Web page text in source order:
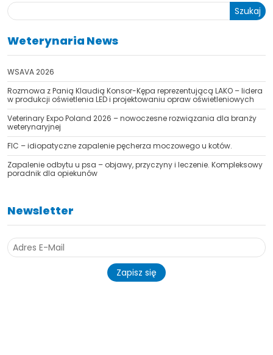
Szukaj
Weterynaria News
WSAVA 2026
Rozmowa z Panią Klaudią Konsor-Kępa reprezentującą LAKO – lidera
w produkcji oświetlenia LED i projektowaniu opraw oświetleniowych
Veterinary Expo Poland 2026 – nowoczesne rozwiązania dla branży
weterynaryjnej
FIC – idiopatyczne zapalenie pęcherza moczowego u kotów.
Zapalenie odbytu u psa – objawy, przyczyny i leczenie. Kompleksowy
poradnik dla opiekunów
Newsletter
Zapisz się